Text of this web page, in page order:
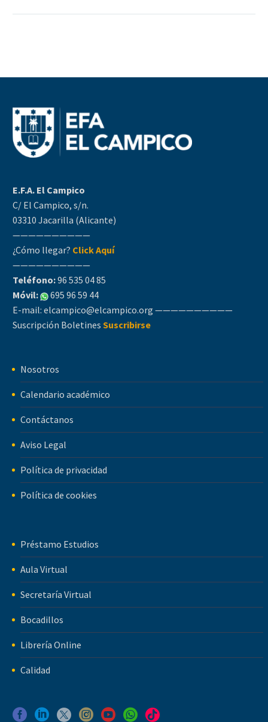
E.F.A. El Campico
C/ El Campico, s/n.
03310 Jacarilla (Alicante)
——————————
¿Cómo llegar? Click Aquí
——————————
Teléfono:96 535 04 85
Móvil:
695 96 59 44
E-mail: elcampico@elcampico.org ——————————
Suscripción Boletines Suscribirse
Nosotros
Calendario académico
Contáctanos
Aviso Legal
Política de privacidad
Política de cookies
Préstamo Estudios
Aula Virtual
Secretaría Virtual
Bocadillos
Librería Online
Calidad